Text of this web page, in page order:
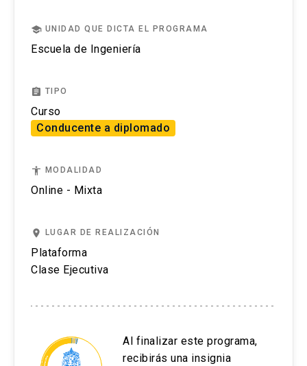
Ejecución de la estrategia a través de
equipos virtuales
Desarrollo de los equipos virtuales.
Medición de resultados.
(MMEV).
school UNIDAD QUE DICTA EL PROGRAMA
Escuela de Ingeniería
assignment TIPO
Curso
Conducente a diplomado
accessibility MODALIDAD
Online - Mixta
place LUGAR DE REALIZACIÓN
Plataforma
Clase Ejecutiva
Al finalizar este programa,
recibirás una insignia